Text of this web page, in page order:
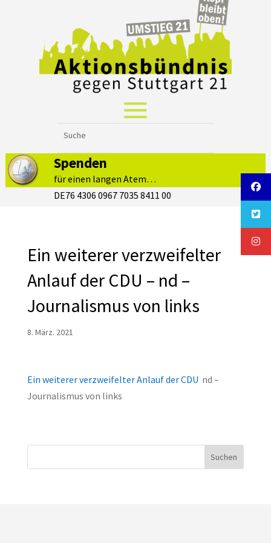
Spenden
für einen langen Atem…
DE76 4306 0967 7035 8411 00
Ein weiterer verzweifelter
Anlauf der CDU – nd –
Journalismus von links
8. März. 2021
Ein weiterer verzweifelter Anlauf der CDU nd –
Journalismus von links
Suchen